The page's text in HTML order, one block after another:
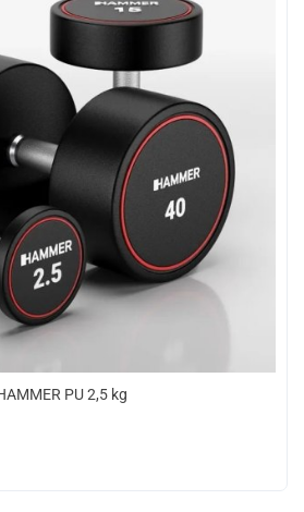
PU 2,5 kg